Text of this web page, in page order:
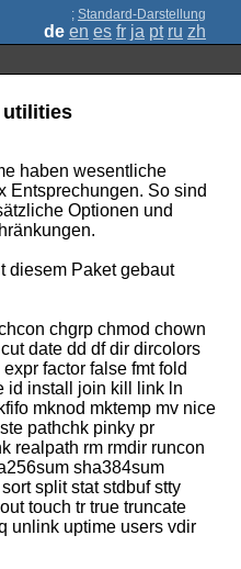
; Standard-Darstellung
de en es fr ja pt ru zh
utilities
haben wesentliche
Entsprechungen. So sind
Optionen und
diesem Paket gebaut
chgrp chmod chown
date dd df dir dircolors
factor false fmt fold
id install join kill link ln
mknod mktemp mv nice
pathchk pinky pr
realpath rm rmdir runcon
sha384sum
split stat stdbuf stty
touch tr true truncate
unlink uptime users vdir